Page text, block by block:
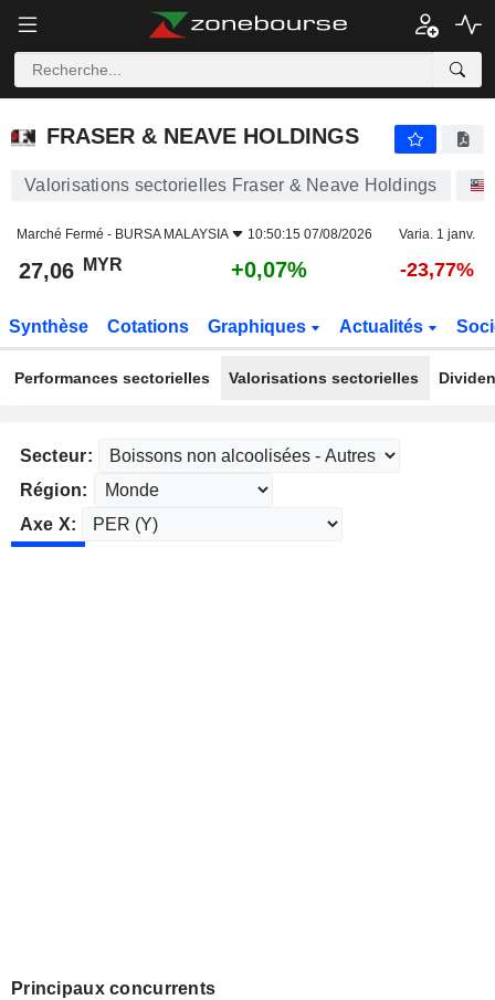
FRASER & NEAVE HOLDINGS
Valorisations sectorielles Fraser & Neave Holdings
Marché Fermé - BURSA MALAYSIA 10:50:15 07/08/2026 Varia. 1 janv.
27,06 MYR +0,07% -23,77%
Synthèse Cotations Graphiques Actualités
Performances sectorielles Valorisations sectorielles
Secteur:
Région:
Axe X:
Principaux concurrents